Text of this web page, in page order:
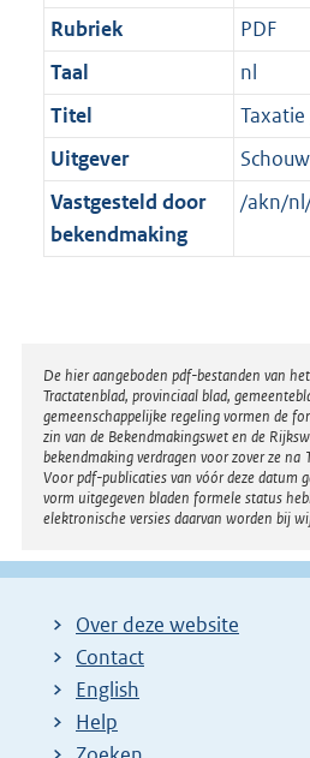
Rubriek
PDF
Taal
nl
Titel
Uitgever
Vastgesteld door
bekendmaking
/akn/
Disclaimer
De hier aangeboden pdf-bestanden van
Tractatenblad, provinciaal blad,
gemeenschappelijke regeling vormen de
zin van de Bekendmakingswet en de
bekendmaking verdragen voor zover ze
Voor pdf-publicaties van vóór deze datum
vorm uitgegeven bladen formele status
elektronische versies daarvan worden bij
Over deze website
Contact
English
Help